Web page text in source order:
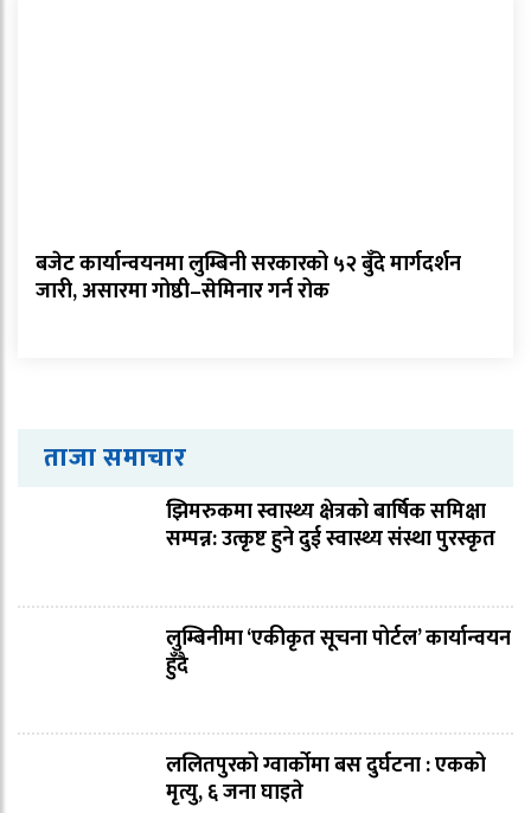
बजेट कार्यान्वयनमा लुम्बिनी सरकारको ५२ बुँदे मार्गदर्शन
जारी, असारमा गोष्ठी–सेमिनार गर्न रोक
ताजा समाचार
झिमरुकमा स्वास्थ्य क्षेत्रको बार्षिक समिक्षा
सम्पन्न: उत्कृष्ट हुने दुई स्वास्थ्य संस्था पुरस्कृत
लुम्बिनीमा ‘एकीकृत सूचना पोर्टल’ कार्यान्वयन
हुँदै
ललितपुरको ग्वार्कोमा बस दुर्घटना : एकको
मृत्यु, ६ जना घाइते